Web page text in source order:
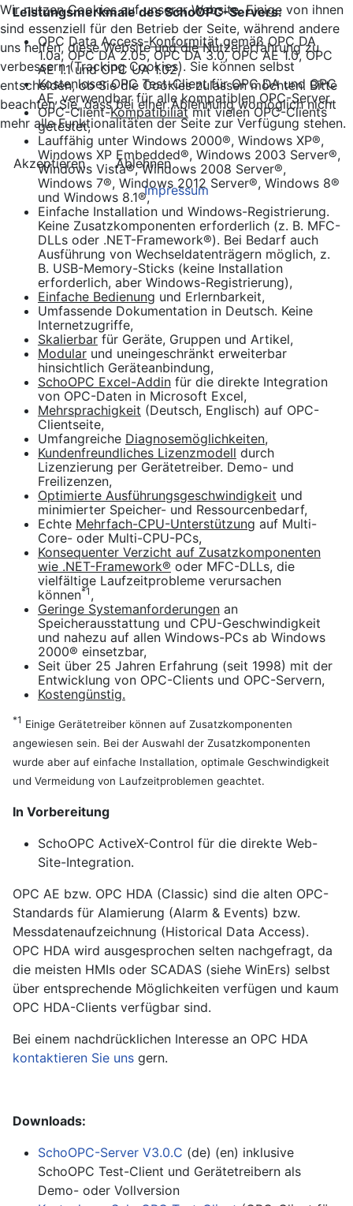
Leistungsmerkmale des SchoOPC-Servers:
OPC Data Access-Konformitätgemäß OPC DA
1.0a, OPC DA 2.05, OPC DA 3.0, OPC AE 1.0, OPC
AE 1.1 und OPC UA 1.02,
Kostenloser OPC Test-Client für OPC DA und OPC
AE, verwendbar für alle kompatiblen OPC-Server,
OPC-Client-Kompatibiliätmit vielen OPC-Clients
getestet,
Lauffähig unter Windows 2000®, Windows XP®,
Windows XP Embedded®, Windows 2003 Server®,
Windows Vista®, Windows 2008 Server®,
Windows 7®, Windows 2012 Server®, Windows 8®
und Windows 8.1®,
Einfache Installation und Windows-Registrierung.
Keine Zusatzkomponenten erforderlich (z. B. MFC-
DLLs oder .NET-Framework®). Bei Bedarf auch
Ausführung von Wechseldatenträgern möglich, z.
B. USB-Memory-Sticks (keine Installation
erforderlich, aber Windows-Registrierung),
Einfache Bedienung und Erlernbarkeit,
Umfassende Dokumentation in Deutsch. Keine
Internetzugriffe,
Skalierbar für Geräte, Gruppen und Artikel,
Modular und uneingeschränkt erweiterbar
hinsichtlich Geräteanbindung,
SchoOPC Excel-Addin für die direkte Integration
von OPC-Daten in Microsoft Excel,
Mehrsprachigkeit (Deutsch, Englisch) auf OPC-
Clientseite,
Umfangreiche Diagnosemöglichkeiten,
Kundenfreundliches Lizenzmodell durch
Lizenzierung per Gerätetreiber. Demo- und
Freilizenzen,
Optimierte Ausführungsgeschwindigkeit und
minimierter Speicher- und Ressourcenbedarf,
Echte Mehrfach-CPU-Unterstützung auf Multi-
Core- oder Multi-CPU-PCs,
Konsequenter Verzicht auf Zusatzkomponenten
wie .NET-Framework® oder MFC-DLLs, die
vielfältige Laufzeitprobleme verursachen
können*1 ,
Geringe Systemanforderungen an
Speicherausstattung und CPU-Geschwindigkeit
und nahezu auf allen Windows-PCs ab Windows
2000® einsetzbar,
Seit über 25 Jahren Erfahrung (seit 1998) mit der
Entwicklung von OPC-Clients und OPC-Servern,
Kostengünstig.
*1 Einige Gerätetreiber können auf Zusatzkomponenten
angewiesen sein. Bei der Auswahl der Zusatzkomponenten
wurde aber auf einfache Installation, optimale Geschwindigkeit
und Vermeidung von Laufzeitproblemen geachtet.
In Vorbereitung
SchoOPC ActiveX-Control für die direkte Web-
Site-Integration.
OPC AE bzw. OPC HDA (Classic) sind die alten OPC-
Standards für Alamierung (Alarm & Events) bzw.
Messdatenaufzeichnung (Historical Data Access).
OPC HDA wird ausgesprochen selten nachgefragt, da
die meisten HMIs oder SCADAS (siehe WinErs) selbst
über entsprechende Möglichkeiten verfügen und kaum
OPC HDA-Clients verfügbar sind.
Bei einem nachdrücklichen Interesse an OPC HDA
kontaktieren Sie uns gern.
Downloads:
SchoOPC-Server V3.0.C (de) (en) inklusive
SchoOPC Test-Client und Gerätetreibern als
Demo- oder Vollversion
Wir nutzen Cookies auf unserer Website. Einige von ihnen
sind essenziell für den Betrieb der Seite, während andere
uns helfen, diese Website und die Nutzererfahrung zu
verbessern (Tracking Cookies). Sie können selbst
entscheiden, ob Sie die Cookies zulassen möchten. Bitte
beachten Sie, dass bei einer Ablehnung womöglich nicht
mehr alle Funktionalitäten der Seite zur Verfügung stehen.
Akzeptieren
Ablehnen
Impressum